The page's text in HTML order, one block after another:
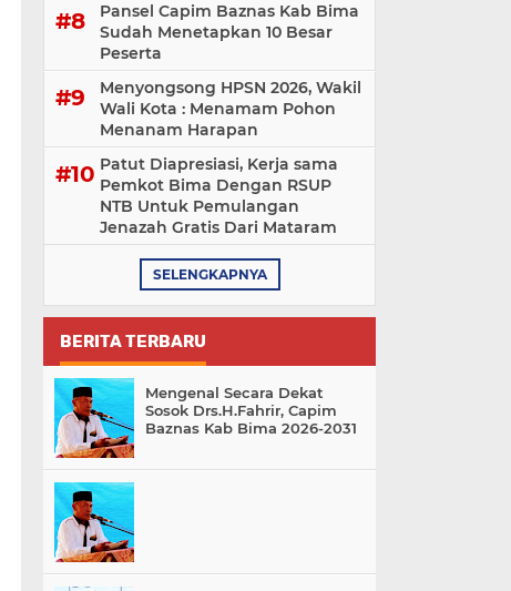
Pansel Capim Baznas Kab Bima
Sudah Menetapkan 10 Besar
Peserta
Menyongsong HPSN 2026, Wakil
Wali Kota : Menamam Pohon
Menanam Harapan
Patut Diapresiasi, Kerja sama
Pemkot Bima Dengan RSUP
NTB Untuk Pemulangan
Jenazah Gratis Dari Mataram
SELENGKAPNYA
BERITA TERBARU
Mengenal Secara Dekat
Sosok Drs.H.Fahrir, Capim
Baznas Kab Bima 2026-2031